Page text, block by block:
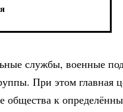
службы, военные
При этом главная
общества к